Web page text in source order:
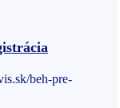
beh-pre-